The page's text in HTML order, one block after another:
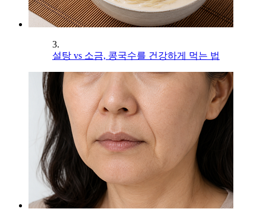
3.
설탕 vs 소금, 콩국수를 건강하게 먹는 법